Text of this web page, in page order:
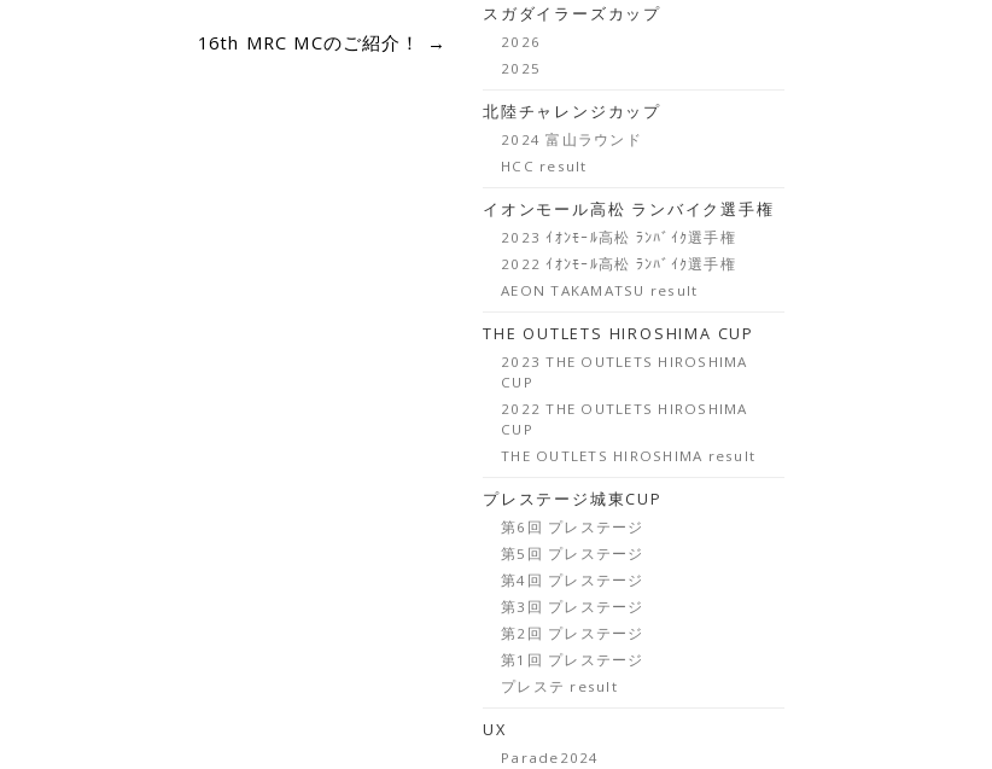
16th MRC MCのご紹介！ →
スガダイラーズカップ
2026
2025
北陸チャレンジカップ
2024 富山ラウンド
HCC result
イオンモール高松 ランバイク選手権
2023 ｲｵﾝﾓｰﾙ高松 ﾗﾝﾊﾞｲｸ選手権
2022 ｲｵﾝﾓｰﾙ高松 ﾗﾝﾊﾞｲｸ選手権
AEON TAKAMATSU result
THE OUTLETS HIROSHIMA CUP
2023 THE OUTLETS HIROSHIMA
CUP
2022 THE OUTLETS HIROSHIMA
CUP
THE OUTLETS HIROSHIMA result
プレステージ城東CUP
第6回 プレステージ
第5回 プレステージ
第4回 プレステージ
第3回 プレステージ
第2回 プレステージ
第1回 プレステージ
プレステ result
UX
Parade2024